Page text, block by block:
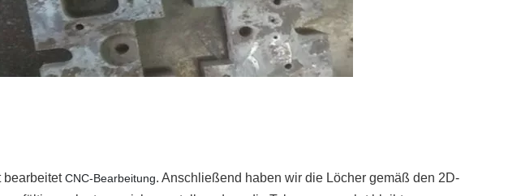
bearbeitetCNC-Bearbeitung. Anschließend haben wir die Löcher gemäß den 2D-